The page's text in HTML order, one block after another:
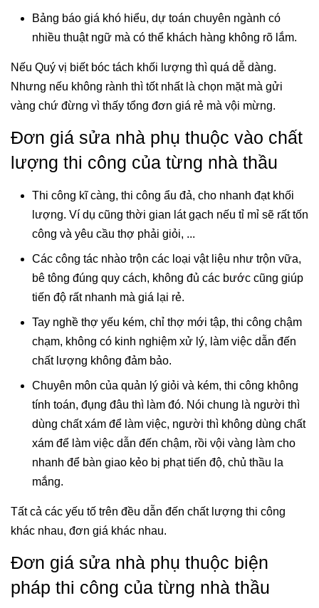
Bảng báo giá khó hiểu, dự toán chuyên ngành có
nhiều thuật ngữ mà có thể khách hàng không rõ lắm.
Nếu Quý vị biết bóc tách khối lượng thì quá dễ dàng.
Nhưng nếu không rành thì tốt nhất là chọn mặt mà gửi
vàng chứ đừng vì thấy tổng đơn giá rẻ mà vội mừng.
Đơn giá sửa nhà phụ thuộc vào chất
lượng thi công của từng nhà thầu
Thi công kĩ càng, thi công ẩu đả, cho nhanh đạt khối
lượng. Ví dụ cũng thời gian lát gạch nếu tỉ mỉ sẽ rất tốn
công và yêu cầu thợ phải giỏi, ...
Các công tác nhào trộn các loại vật liệu như trộn vữa,
bê tông đúng quy cách, không đủ các bước cũng giúp
tiến độ rất nhanh mà giá lại rẻ.
Tay nghề thợ yếu kém, chỉ thợ mới tập, thi công chậm
chạm, không có kinh nghiệm xử lý, làm việc dẫn đến
chất lượng không đảm bảo.
Chuyên môn của quản lý giỏi và kém, thi công không
tính toán, đụng đâu thì làm đó. Nói chung là người thì
dùng chất xám để làm việc, người thì không dùng chất
xám để làm việc dẫn đến chậm, rồi vội vàng làm cho
nhanh để bàn giao kẻo bị phạt tiến độ, chủ thầu la
mắng.
Tất cả các yếu tố trên đều dẫn đến chất lượng thi công
khác nhau, đơn giá khác nhau.
Đơn giá sửa nhà phụ thuộc biện
pháp thi công của từng nhà thầu